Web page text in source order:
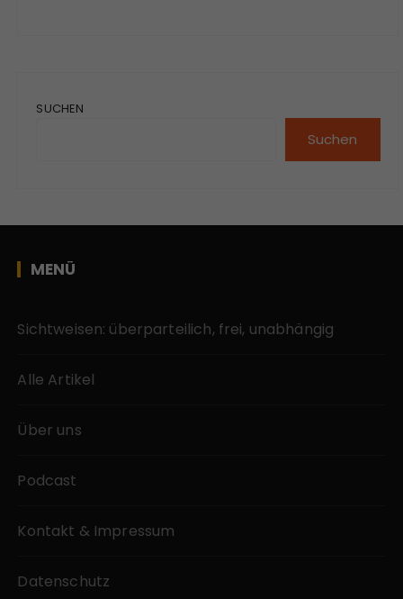
SUCHEN
Suchen
MENÜ
Sichtweisen: überparteilich, frei, unabhängig
Alle Artikel
Über uns
Podcast
Kontakt & Impressum
Datenschutz